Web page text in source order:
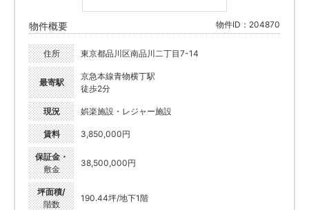
物件概要 物件ID：204870
住所 東京都品川区南品川二丁目7-14
最寄駅
京急本線青物横丁駅
徒歩2分
現況 娯楽施設・レジャー施設
賃料 3,850,000円
保証金・
敷金
38,500,000円
坪面積/
階数
190.44坪/地下1階